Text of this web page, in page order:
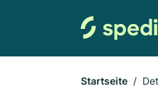
Startseite